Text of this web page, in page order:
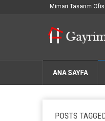
Mimari Tasarım Ofisi
ANA SAYFA
POSTS